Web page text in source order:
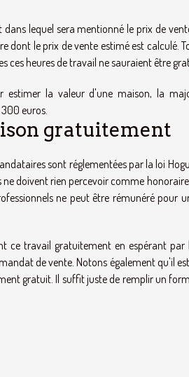
lequel sera mentionné le prix de
dont le prix de vente estimé est calculé.
ces heures de travail ne sauraient être
estimer la valeur d'une maison, la
euros.
gratuitement
sont réglementées par la loi
doivent rien percevoir comme
ne peut être rémunéré pour
ce travail gratuitement en espérant
de vente. Notons également qu'il
gratuit. Il suffit juste de remplir un